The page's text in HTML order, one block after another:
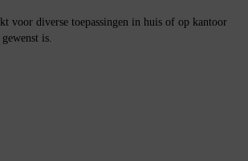
voor diverse toepassingen in huis of op kantoor
is.